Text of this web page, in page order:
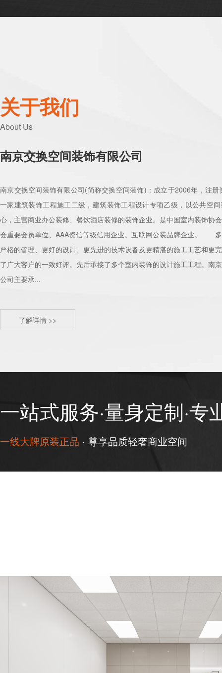
关于我们
About Us
南京交换空间装饰有限公司
南京交换空间装饰有限公司(简称交换空间装饰)：成立于2006年，注
一家建筑装饰工程施工二级，建筑装饰工程设计专项乙级，以公共空
心，主营商业办公装修、餐饮酒店装修的装饰企业。是中国室内装饰协
会重要会员单位、AAA资信等级信用企业。互联网公装品牌企业。
严格的管理、更好的设计、更先进的技术设备及更精湛的施工工艺和更
了广大客户的一致好评。先后承接了多个室内装饰的设计施工工程。南
公司主要承...
了解详情 >>
一站式服务·量身定制·专
一线大牌原装正品 · 尊享品质轻奢商业空间